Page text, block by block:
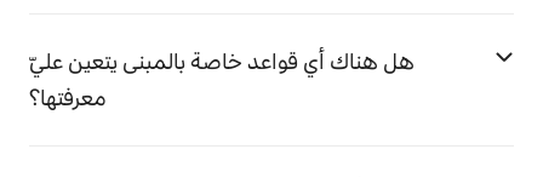
هل هناك أي قواعد خاصة بالمبنى يتعين عليّ
معرفتها؟